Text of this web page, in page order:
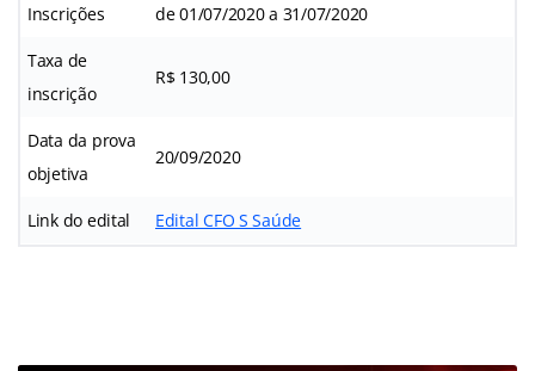
Inscrições de 01/07/2020 a 31/07/2020
Taxa de
inscrição
R$ 130,00
Data da prova
objetiva
20/09/2020
Link do edital Edital CFO S Saúde